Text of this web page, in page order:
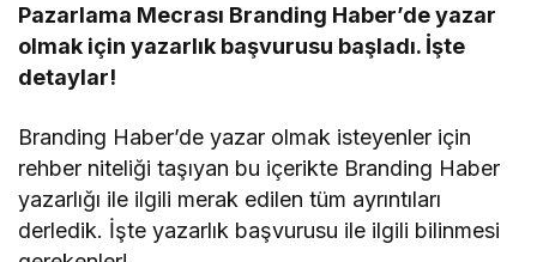
Pazarlama Mecrası Branding Haber’de yazar
olmak için yazarlık başvurusu başladı. İşte
detaylar!
Branding Haber’de yazar olmak isteyenler için
rehber niteliği taşıyan bu içerikte Branding Haber
yazarlığı ile ilgili merak edilen tüm ayrıntıları
derledik. İşte yazarlık başvurusu ile ilgili bilinmesi